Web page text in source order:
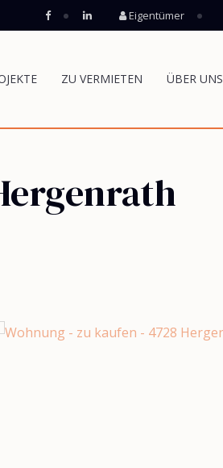
Eigentümer
ZU VERMIETEN ÜBER UNS